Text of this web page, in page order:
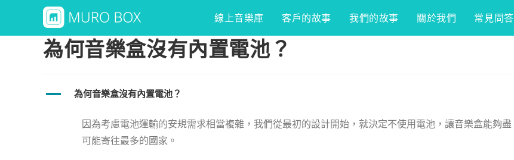
線上音樂庫 客戶的故事 我們的故事 關於我們 常見問答
為何音樂盒沒有內置電池？
A 為何音樂盒沒有內置電池？
因為考慮電池運輸的安規需求相當複雜，我們從最初的設計開始，就決定不使用電池，讓音樂盒能夠盡
可能寄往最多的國家。